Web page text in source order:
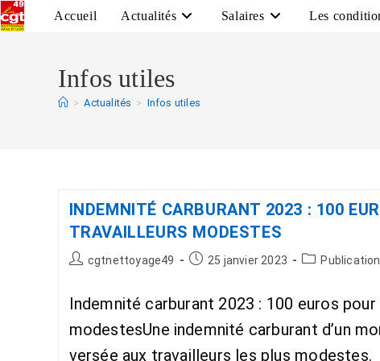
Accueil Actualités Salaires Les
Infos utiles
> Actualités > Infos utiles
INDEMNITÉ CARBURANT 2023 : 100
TRAVAILLEURS MODESTES
cgtnettoyage49 25 janvier 2023
Indemnité carburant 2023 : 100 euros
modestesUne indemnité carburant d’un
versée aux travailleurs les plus modestes.